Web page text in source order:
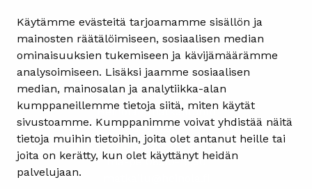
Käytämme evästeitä tarjoamamme sisällön ja
mainosten räätälöimiseen, sosiaalisen median
ominaisuuksien tukemiseen ja kävijämäärämme
analysoimiseen. Lisäksi jaamme sosiaalisen
median, mainosalan ja analytiikka-alan
kumppaneillemme tietoja siitä, miten käytät
sivustoamme. Kumppanimme voivat yhdistää näitä
tietoja muihin tietoihin, joita olet antanut heille tai
joita on kerätty, kun olet käyttänyt heidän
palvelujaan.
Yhteystiedot
Heinolan matkailuinfo
Kauppakatu 4
18100 Heinola
ma-pe 08.30-15.30